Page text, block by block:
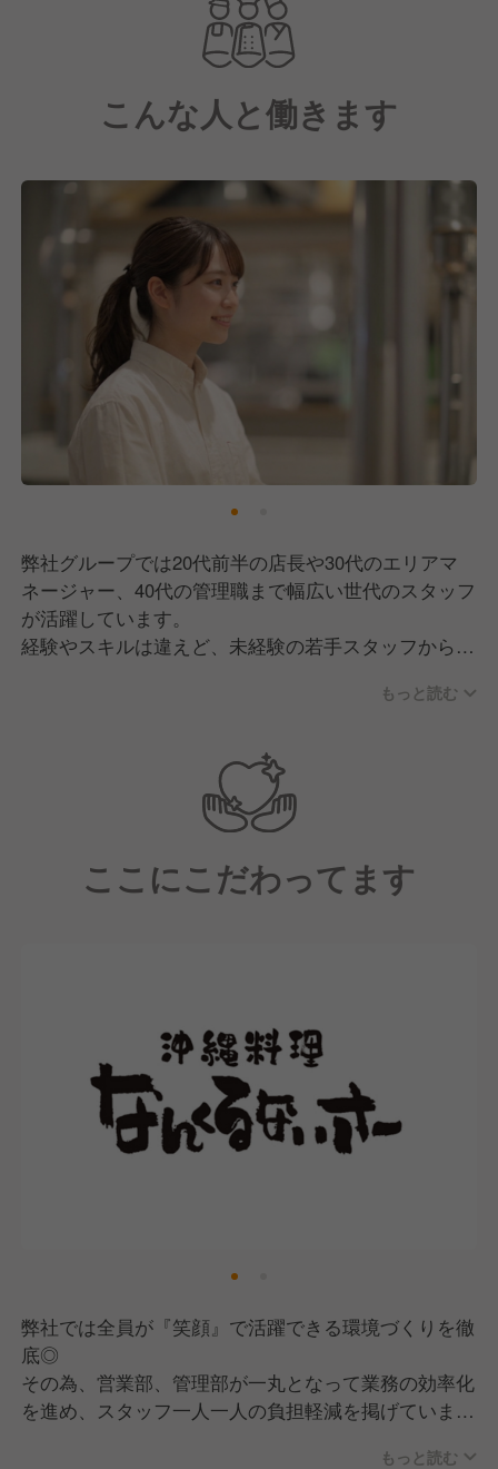
リピーター様も多く、SNSなど様々なメディアでも取
り上げられている話題店です！
こんな人と働きます
弊社グループでは20代前半の店長や30代のエリアマ
ネージャー、40代の管理職まで幅広い世代のスタッフ
が活躍しています。
経験やスキルは違えど、未経験の若手スタッフから責
未経験やアルバイトスタッフから責任者になったスタ
ッフも多数在籍しています。
営業部での社内昇格から専門職、本部職まで幅広いキ
ャリアアップが可能な環境です！
もっと読む
ここにこだわってます
弊社では全員が『笑顔』で活躍できる環境づくりを徹
底◎
その為、営業部、管理部が一丸となって業務の効率化
を進め、スタッフ一人一人の負担軽減を掲げていま
もっと読む